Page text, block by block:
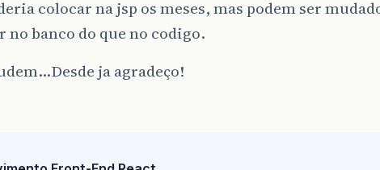
colocar na jsp os meses, mas podem ser
no banco do que no codigo.
ja agradeço!